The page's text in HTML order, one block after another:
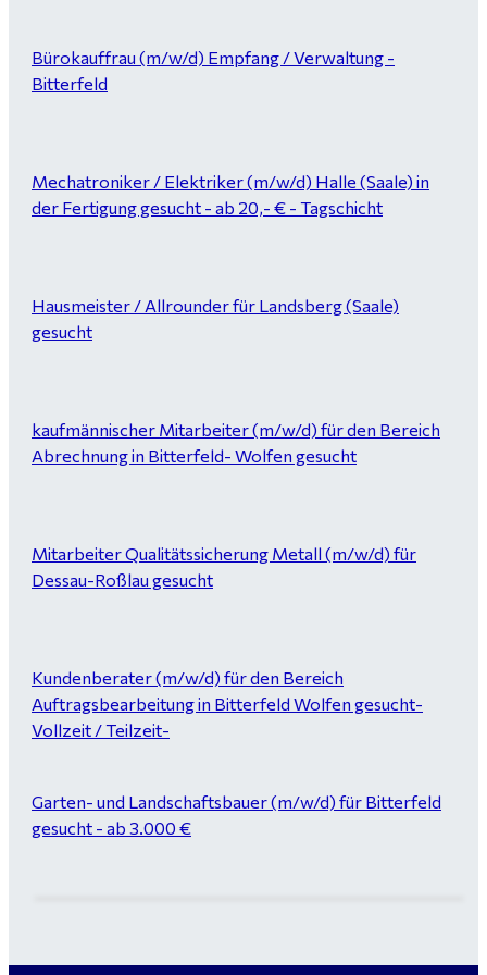
Bürokauffrau (m/w/d) Empfang / Verwaltung -
Bitterfeld
Mechatroniker / Elektriker (m/w/d) Halle (Saale) in
der Fertigung gesucht - ab 20,- € - Tagschicht
Hausmeister / Allrounder für Landsberg (Saale)
gesucht
kaufmännischer Mitarbeiter (m/w/d) für den Bereich
Abrechnung in Bitterfeld- Wolfen gesucht
Mitarbeiter Qualitätssicherung Metall (m/w/d) für
Dessau-Roßlau gesucht
Kundenberater (m/w/d) für den Bereich
Auftragsbearbeitung in Bitterfeld Wolfen gesucht-
Vollzeit / Teilzeit-
Garten- und Landschaftsbauer (m/w/d) für Bitterfeld
gesucht - ab 3.000 €